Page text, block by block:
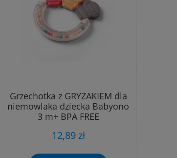
Grzechotka z GRYZAKIEM dla
niemowlaka dziecka Babyono
3 m+ BPA FREE
12,89 zł